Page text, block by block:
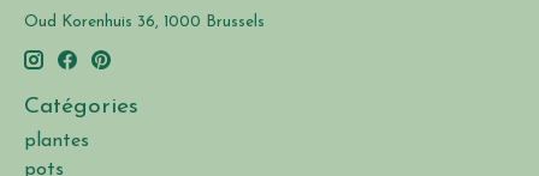
Oud Korenhuis 36, 1000 Brussels
Catégories
plantes
pots